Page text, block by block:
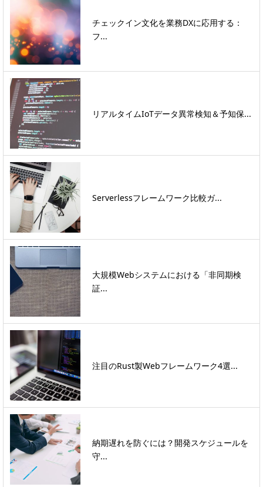
チェックイン文化を業務DXに応用する：
フ...
リアルタイムIoTデータ異常検知＆予知保...
Serverlessフレームワーク比較ガ...
大規模Webシステムにおける「非同期検
証...
注目のRust製Webフレームワーク4選...
納期遅れを防ぐには？開発スケジュールを
守...